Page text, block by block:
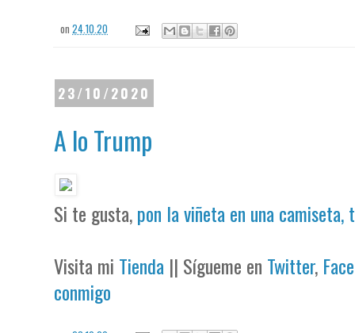
on24.10.20
23/10/2020
A lo Trump
Si te gusta,pon la viñeta en una camiseta,
Visita mi Tienda || Sígueme en Twitter,
conmigo